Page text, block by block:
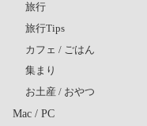
旅行
旅行Tips
カフェ / ごはん
集まり
お土産 / おやつ
Mac / PC